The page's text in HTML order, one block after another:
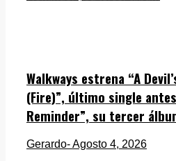
Walkways estrena “A
(Fire)”, último single
Reminder”, su tercer
Gerardo- Agosto 4, 2026